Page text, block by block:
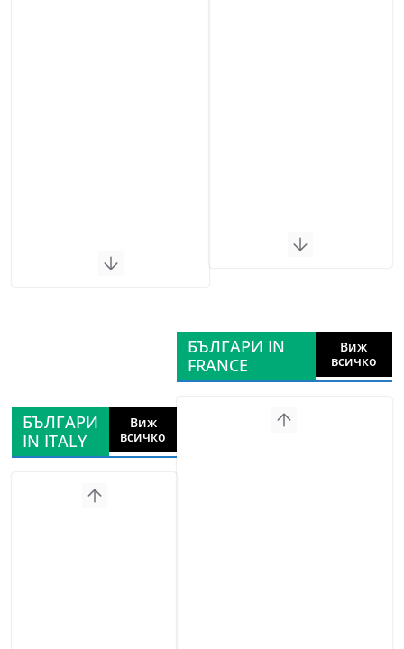
БЪЛГАРИ
IN ITALY
Виж
всичко
БЪЛГАРИ IN
FRANCE
Виж
всичко